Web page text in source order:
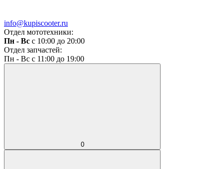
info@kupiscooter.ru
Отдел мототехники:
Пн - Вс с 10:00 до 20:00
Отдел запчастей:
Пн - Вс с 11:00 до 19:00
0